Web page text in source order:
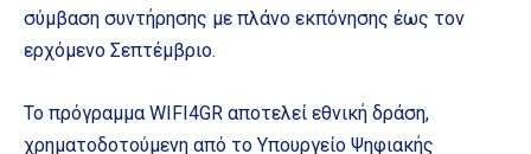
σύμβαση συντήρησης με πλάνο εκπόνησης έως τον
ερχόμενο Σεπτέμβριο.
Το πρόγραμμα WIFI4GR αποτελεί εθνική δράση,
χρηματοδοτούμενη από το Υπουργείο Ψηφιακής